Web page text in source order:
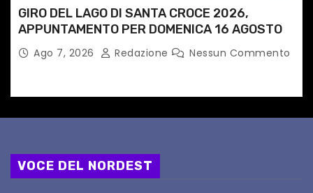
GIRO DEL LAGO DI SANTA CROCE 2026,
APPUNTAMENTO PER DOMENICA 16 AGOSTO
Ago 7, 2026 Redazione Nessun Commento
VOCE DEL NORDEST